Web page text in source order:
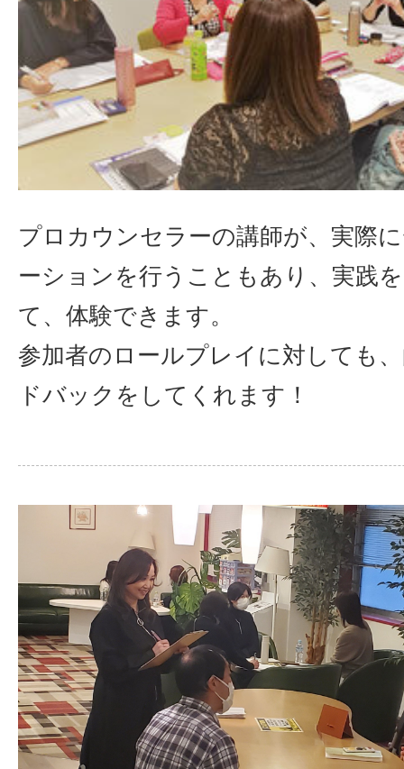
プロカウンセラーの講師が、実際
ーションを行うこともあり、実践
て、体験できます。
参加者のロールプレイに対しても
ドバックをしてくれます！